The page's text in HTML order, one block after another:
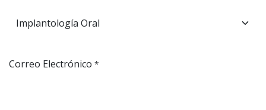
Correo Electrónico *